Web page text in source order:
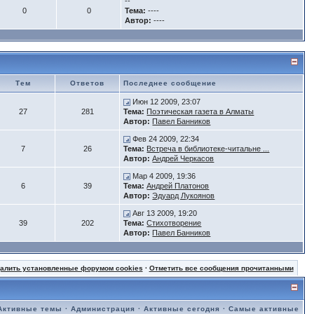
0 0
Тема: ----
Автор: ----
Тем Ответов Последнее сообщение
27 281
Июн 12 2009, 23:07
Тема: Поэтическая газета в Алматы
Автор: Павел Банников
7 26
Фев 24 2009, 22:34
Тема: Встреча в библиотеке-читальне ...
Автор: Андрей Черкасов
6 39
Мар 4 2009, 19:36
Тема: Андрей Платонов
Автор: Эдуард Лукоянов
39 202
Авг 13 2009, 19:20
Тема: Стихотворение
Автор: Павел Банников
установленные форумом cookies · Отметить все сообщения прочитанными
темы ·Администрация ·Активные сегодня ·Самые активные